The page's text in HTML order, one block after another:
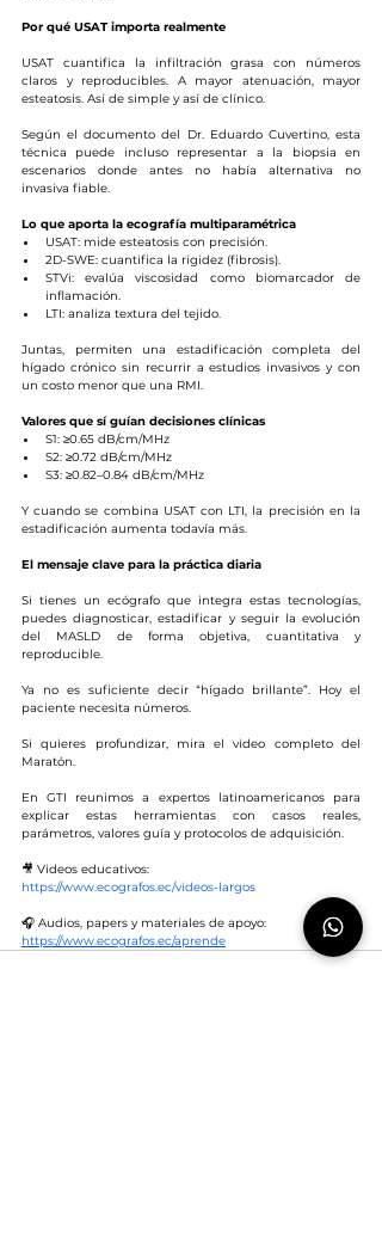
Por qué USAT importa realmente
USAT cuantifica la infiltración grasa con números
claros y reproducibles. A mayor atenuación, mayor
esteatosis. Así de simple y así de clínico.
Según el documento del Dr. Eduardo Cuvertino, esta
técnica puede incluso representar a la biopsia en
escenarios donde antes no había alternativa no
invasiva fiable.
Lo que aporta la ecografía multiparamétrica
USAT: mide esteatosis con precisión.
2D-SWE: cuantifica la rigidez (fibrosis).
STVi: evalúa viscosidad como biomarcador de
inflamación.
LTI: analiza textura del tejido.
Juntas, permiten una estadificación completa del
hígado crónico sin recurrir a estudios invasivos y con
un costo menor que una RMI.
Valores que sí guían decisiones clínicas
S1: ≥0.65 dB/cm/MHz
S2: ≥0.72 dB/cm/MHz
S3: ≥0.82–0.84 dB/cm/MHz
Y cuando se combina USAT con LTI, la precisión en la
estadificación aumenta todavía más.
El mensaje clave para la práctica diaria
Si tienes un ecógrafo que integra estas tecnologías,
puedes diagnosticar, estadificar y seguir la evolución
del MASLD de forma objetiva, cuantitativa y
reproducible.
Ya no es suficiente decir “hígado brillante”. Hoy el
paciente necesita números.
Si quieres profundizar, mira el video completo del
Maratón.
En GTI reunimos a expertos latinoamericanos para
explicar estas herramientas con casos reales,
parámetros, valores guía y protocolos de adquisición.
🎥 Videos educativos:
https://www.ecografos.ec/videos-largos
🎧 Audios, papers y materiales de apoyo:
https://www.ecografos.ec/aprende